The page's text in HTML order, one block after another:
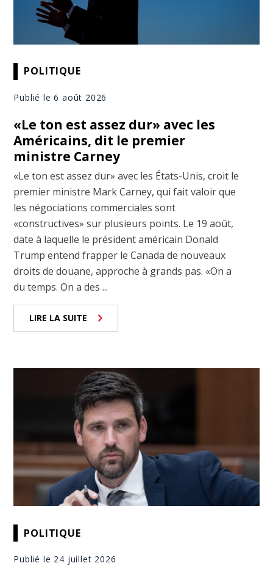
POLITIQUE
Publié le 6 août 2026
«Le ton est assez dur» avec les
Américains, dit le premier
ministre Carney
«Le ton est assez dur» avec les États-Unis, croit le
premier ministre Mark Carney, qui fait valoir que
les négociations commerciales sont
«constructives» sur plusieurs points. Le 19 août,
date à laquelle le président américain Donald
Trump entend frapper le Canada de nouveaux
droits de douane, approche à grands pas. «On a
du temps. On a des ...
LIRE LA SUITE
POLITIQUE
Publié le 24 juillet 2026